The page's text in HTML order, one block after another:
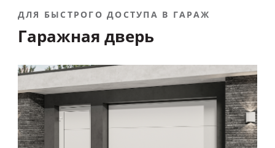
ДЛЯ БЫСТРОГО ДОСТУПА В ГАРАЖ
Гаражная дверь